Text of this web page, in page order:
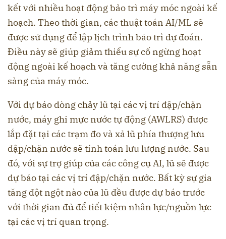
kết với nhiều hoạt động bảo trì máy móc ngoài kế
hoạch. Theo thời gian, các thuật toán AI/ML sẽ
được sử dụng để lập lịch trình bảo trì dự đoán.
Điều này sẽ giúp giảm thiểu sự cố ngừng hoạt
động ngoài kế hoạch và tăng cường khả năng sẵn
sàng của máy móc.
Với dự báo dòng chảy lũ tại các vị trí đập/chặn
nước, máy ghi mực nước tự động (AWLRS) được
lắp đặt tại các trạm đo và xả lũ phía thượng lưu
đập/chặn nước sẽ tính toán lưu lượng nước. Sau
đó, với sự trợ giúp của các công cụ AI, lũ sẽ được
dự báo tại các vị trí đập/chặn nước. Bất kỳ sự gia
tăng đột ngột nào của lũ đều được dự báo trước
với thời gian đủ để tiết kiệm nhân lực/nguồn lực
tại các vị trí quan trọng.